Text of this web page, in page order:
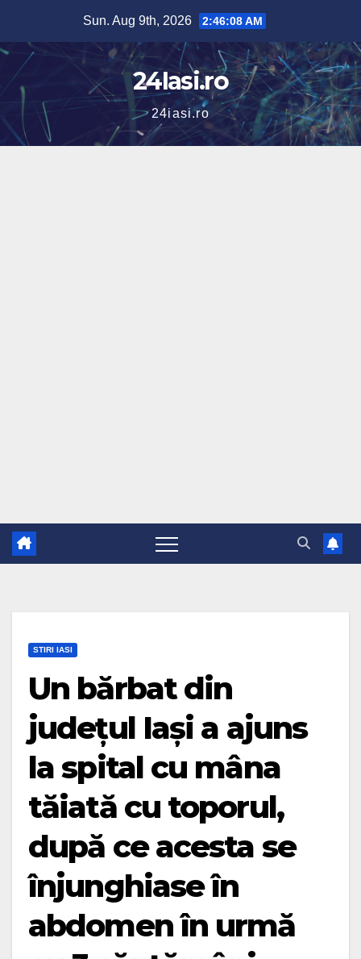
content
Sun. Aug 9th, 2026 2:46:08 AM
24Iasi.ro
24iasi.ro
STIRI IASI
Un bărbat din
județul Iași a ajuns
la spital cu mâna
tăiată cu toporul,
după ce acesta se
înjunghiase în
abdomen în urmă